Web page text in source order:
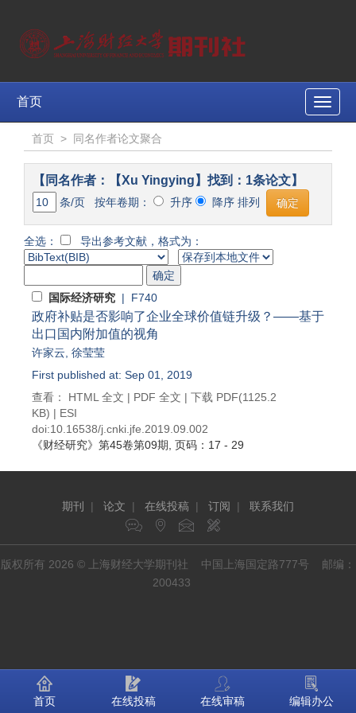
Toggle
首页
首页 > 同名作者论文聚合
【同名作者：【Xu Yingying】找到：1条论文】
条/页 按年卷期： 升序 降序 排列
全选： 导出参考文献，格式为：
国际经济研究 | F740
政府补贴是否影响了企业全球价值链升级？——基于
出口国内附加值的视角
许家云 徐莹莹
First published at: Sep 01, 2019
查看： HTML 全文 | PDF 全文 | 下载 PDF(1125.2
KB) | ESI
doi:10.16538/j.cnki.jfe.2019.09.002
《财经研究》 第45卷第09期 , 页码：17 - 29
期刊 | 论文 | 在线投稿 | 订阅 | 联系我们
版权所有 2026 © 上海财经大学期刊社 中国上海国定路777号 邮编：
200433
首页 在线投稿 在线审稿 编辑办公